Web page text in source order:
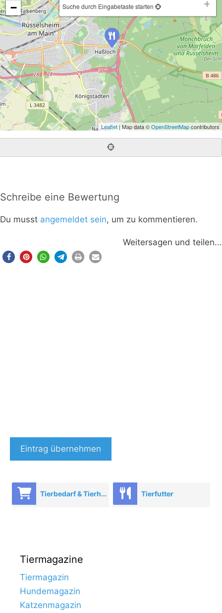
−
Suche durch Eingabetaste starten
Leaflet | Map data ©OpenStreetMapcontributors
Schreibe eine Bewertung
Du musst angemeldet sein, um zu kommentieren.
Weitersagen und teilen...
Eintrag übernehmen
Tierbedarf & Tierhandel Tierfutter
Tiermagazine
Tiermagazin
Hundemagazin
Katzenmagazin